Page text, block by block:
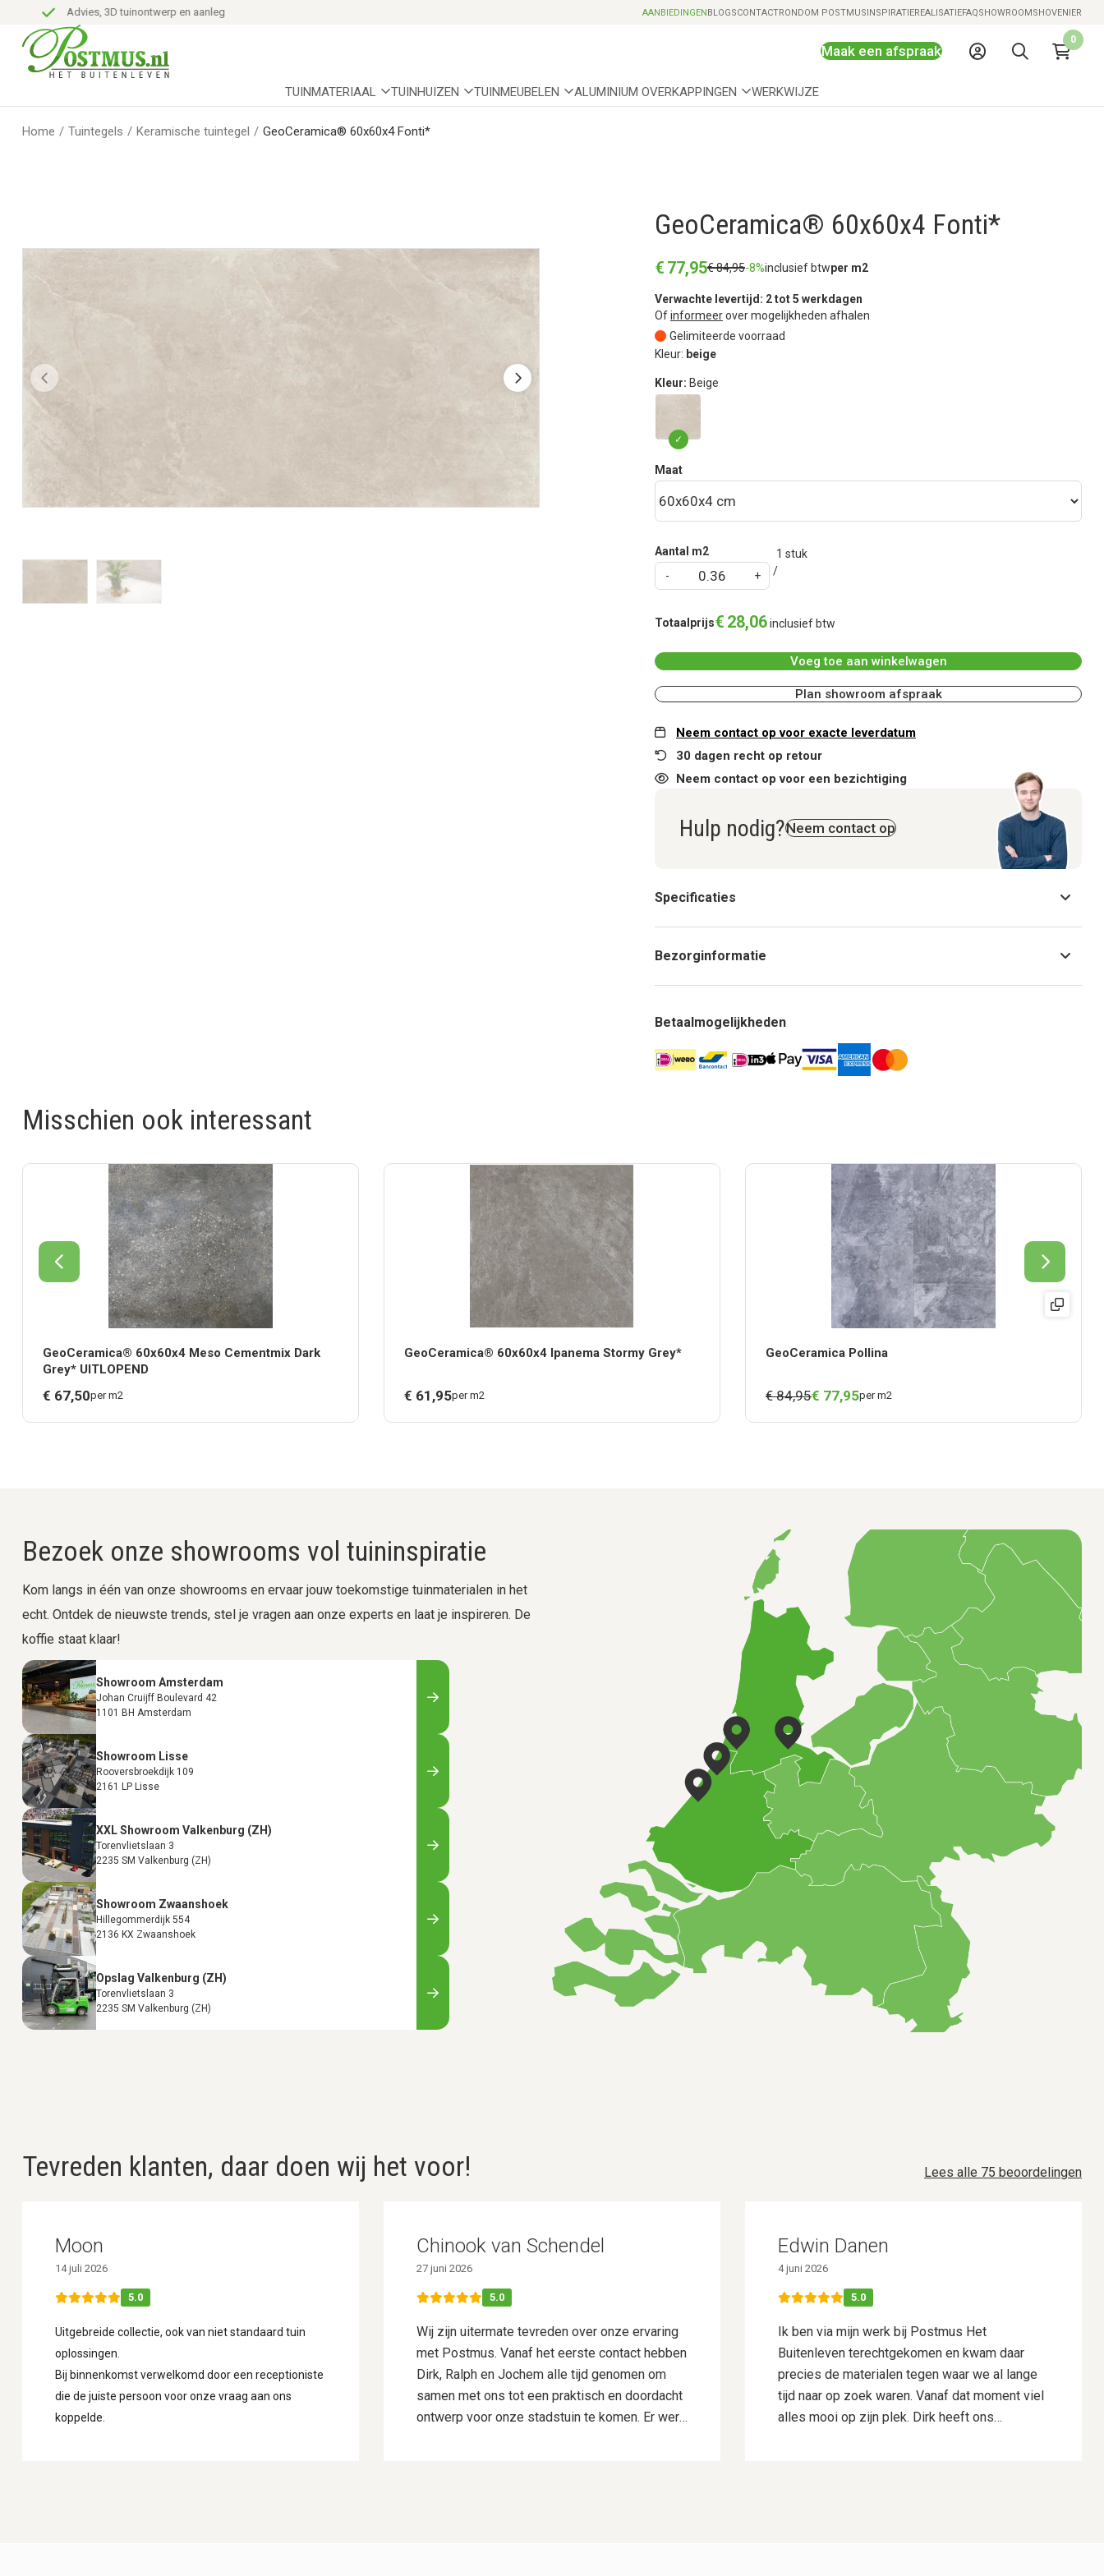
Advies, 3D tuinontwerp en aanleg Snelle levering mogelijk
AANBIEDINGENBLOGSCONTACTRONDOM POSTMUSINSPIRATIEREALISATIEFAQSHOWROOMSHOVENIER
Maak een afspraak
0
TUINMATERIAAL TUINHUIZEN TUINMEUBELEN ALUMINIUM OVERKAPPINGEN WERKWIJZE
Home / Tuintegels / Keramische tuintegel / GeoCeramica® 60x60x4 Fonti*
GeoCeramica® 60x60x4 Fonti*
€ 77,95€84,95-8%inclusief btwper m2
Verwachte levertijd: 2 tot 5 werkdagen
Ofinformeerover mogelijkheden afhalen
Gelimiteerde voorraad
Kleur: beige
Kleur: Beige
Maat
Aantal m2 1 stuk
Totaalprijs€ 28,06inclusief btw
Voeg toe aan winkelwagen
Plan showroom afspraak
Neem contact op voor exacte leverdatum
30 dagen recht op retour
Neem contact op voor een bezichtiging
Hulp nodig?Neem contact op
Specificaties
Bezorginformatie
Betaalmogelijkheden
Misschien ook interessant
GeoCeramica® 60x60x4 Meso Cementmix Dark
Grey* UITLOPEND
€ 67,50per m2
GeoCeramica® 60x60x4 Ipanema Stormy Grey*
€ 61,95per m2
GeoCeramica Pollina
€ 84,95€ 77,95per m2
Bezoek onze showrooms vol tuininspiratie
Kom langs in één van onze showrooms en ervaar jouw toekomstige tuinmaterialen in het
echt. Ontdek de nieuwste trends, stel je vragen aan onze experts en laat je inspireren. De
koffie staat klaar!
Showroom Amsterdam
Johan Cruijff Boulevard 42
1101 BH Amsterdam
Showroom Lisse
Rooversbroekdijk 109
2161 LP Lisse
XXL Showroom Valkenburg (ZH)
Torenvlietslaan 3
2235 SM Valkenburg (ZH)
Showroom Zwaanshoek
Hillegommerdijk 554
2136 KX Zwaanshoek
Opslag Valkenburg (ZH)
Torenvlietslaan 3
2235 SM Valkenburg (ZH)
Tevreden klanten, daar doen wij het voor! Lees alle 75 beoordelingen
Moon
14 juli 2026
5.0
Uitgebreide collectie, ook van niet standaard tuin
oplossingen.
Bij binnenkomst verwelkomd door een receptioniste
die de juiste persoon voor onze vraag aan ons
koppelde.
Chinook van Schendel
27 juni 2026
5.0
Wij zijn uitermate tevreden over onze ervaring
met Postmus. Vanaf het eerste contact hebben
Dirk, Ralph en Jochem alle tijd genomen om
samen met ons tot een praktisch en doordacht
ontwerp voor onze stadstuin te komen. Er werd
Edwin Danen
4 juni 2026
5.0
Ik ben via mijn werk bij Postmus Het
Buitenleven terechtgekomen en kwam daar
precies de materialen tegen waar we al lange
tijd naar op zoek waren. Vanaf dat moment viel
alles mooi op zijn plek. Dirk heeft ons